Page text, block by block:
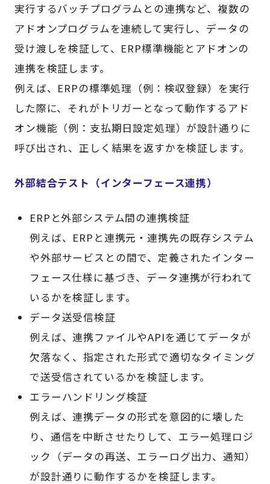
実行するバッチプログラムとの連携など、複数の
アドオンプログラムを連続して実行し、データの
受け渡しを検証して、ERP標準機能とアドオンの
連携を検証します。
例えば、ERPの標準処理（例：検収登録）を実行
した際に、それがトリガーとなって動作するアド
オン機能（例：支払期日設定処理）が設計通りに
呼び出され、正しく結果を返すかを検証します。
外部結合テスト（インターフェース連携）
ERPと外部システム間の連携検証
例えば、ERPと連携元・連携先の既存システム
や外部サービスとの間で、定義されたインター
フェース仕様に基づき、データ連携が行われて
いるかを検証します。
データ送受信検証
例えば、連携ファイルやAPIを通じてデータが
欠落なく、指定された形式で適切なタイミング
で送受信されているかを検証します。
エラーハンドリング検証
例えば、連携データの形式を意図的に壊した
り、通信を中断させたりして、エラー処理ロジ
ック（データの再送、エラーログ出力、通知）
が設計通りに動作するかを検証します。